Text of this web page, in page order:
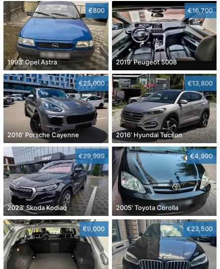
€800
1993' Opel Astra
€16,700
2019' Peugeot 5008
€25,000
2016' Porsche Cayenne
€13,800
2016' Hyundai Tucson
€29,999
2023' Skoda Kodiaq
€4,990
2005' Toyota Corolla
€9,000 €23,500